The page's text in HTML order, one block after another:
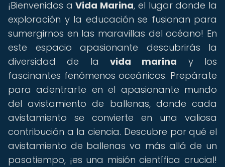
¡Bienvenidos aVida Marina, el lugar donde la
exploración y la educación se fusionan para
sumergirnos en las maravillas del océano! En
este espacio apasionante descubrirás la
diversidad de la vida marina y los
fascinantes fenómenos oceánicos. Prepárate
para adentrarte en el apasionante mundo
del avistamiento de ballenas, donde cada
avistamiento se convierte en una valiosa
contribución a la ciencia. Descubre por qué el
avistamiento de ballenas va más allá de un
pasatiempo, ¡es una misión científica crucial!